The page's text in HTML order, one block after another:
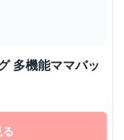
多機能ママバッ